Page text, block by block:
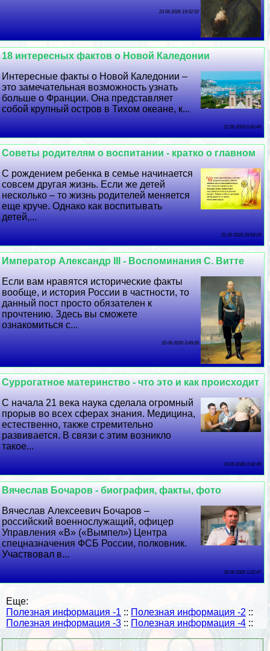
23 06 2026 19:52:52
18 интересных фактов о Новой Каледонии
Интересные факты о Новой Каледонии –
это замечательная возможность узнать
больше о Франции. Она представляет
собой крупный остров в Тихом океане, к...
22 06 2026 0:43:49
Советы родителям о воспитании - кратко о главном
С рождением ребенка в семье начинается
совсем другая жизнь. Если же детей
несколько – то жизнь родителей меняется
еще круче. Однако как воспитывать
детей,...
21 06 2026 20:54:29
Император Александр III - Воспоминания С. Витте
Если вам нравятся исторические факты
вообще, и история России в частности, то
данный пост просто обязателен к
прочтению. Здесь вы сможете
ознакомиться с...
20 06 2026 3:49:26
Суррогатное материнство - что это и как происходит
С начала 21 века наука сделала огромный
прорыв во всех сферах знания. Медицина,
естественно, также стремительно
развивается. В связи с этим возникло
такое...
19 06 2026 0:42:49
Вячеслав Бочаров - биография, факты, фото
Вячеслав Алексеевич Бочаров –
российский военнослужащий, офицер
Управления «В» («Вымпел») Центра
спецназначения ФСБ России, полковник.
Участвовал в...
18 06 2026 1:22:47
Еще:
Полезная информация -1 :: Полезная информация -2 ::
Полезная информация -3 :: Полезная информация -4 ::